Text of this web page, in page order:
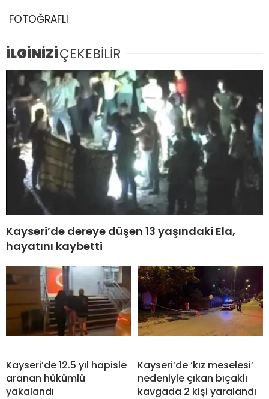
FOTOĞRAFLI
İLGİNİZİÇEKEBİLİR
Kayseri’de dereye düşen 13 yaşındaki Ela,
hayatını kaybetti
Kayseri’de 12.5 yıl hapisle
aranan hükümlü
yakalandı
Kayseri’de ‘kız meselesi’
nedeniyle çıkan bıçaklı
kavgada 2 kişi yaralandı